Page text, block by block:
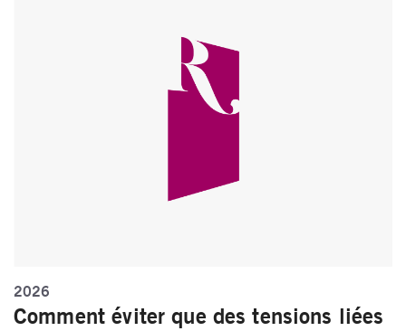
2026
Comment éviter que des tensions liées